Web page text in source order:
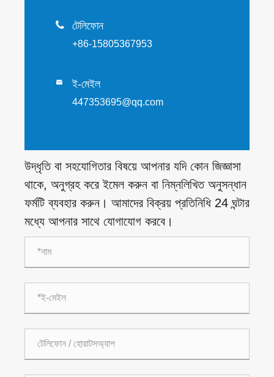
 টেলিফোন
+86-15805367953
 ই-মেইল
447353695@qq.com
উদ্ধৃতি বা সহযোগিতার বিষয়ে আপনার যদি কোন জিজ্ঞাসা
থাকে, অনুগ্রহ করে ইমেল করুন বা নিম্নলিখিত অনুসন্ধান
ফর্মটি ব্যবহার করুন। আমাদের বিক্রয় প্রতিনিধি 24 ঘন্টার
মধ্যে আপনার সাথে যোগাযোগ করবে।